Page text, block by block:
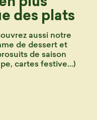
des plats
aussi notre
de dessert et
de saison
cartes festive...)